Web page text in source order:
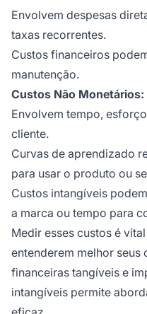
Envolvem despesas
taxas recorrentes.
Custos financeiros
manutenção.
Custos Não Monetários:
Envolvem tempo,
cliente.
Curvas de aprendizado
para usar o produto ou
Custos intangíveis
a marca ou tempo para
Medir esses custos é
entenderem melhor seus
financeiras tangíveis e
intangíveis permite